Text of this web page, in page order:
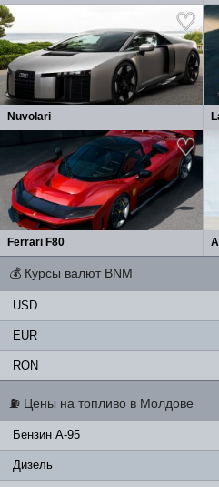
Nuvolari
Ferrari F80
💰 Курсы валют BNM
USD
EUR
RON
⛽ Цены на топливо в Молдове
Бензин A-95
Дизель